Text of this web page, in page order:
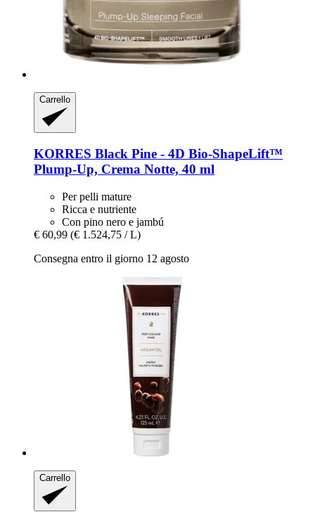
Carrello
KORRES Black Pine -​ 4D Bio-​ShapeLift™
Plump-​Up, Crema Notte, 40 ml
Per pelli mature
Ricca e nutriente
Con pino nero e jambú
€ 60,99 (€ 1.524,75 / L)
Consegna entro il giorno 12 agosto
Carrello